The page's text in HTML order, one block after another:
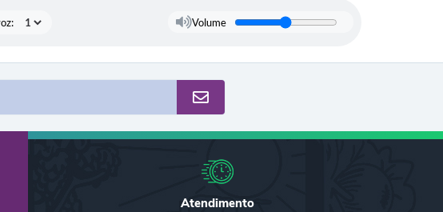
Volume
Atendimento